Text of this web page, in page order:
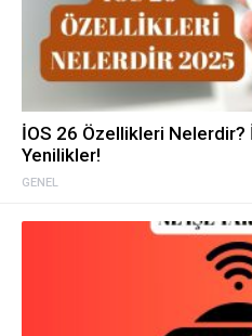
GENEL
İOS 26 Özellikleri Nelerdir?
Yenilikler!